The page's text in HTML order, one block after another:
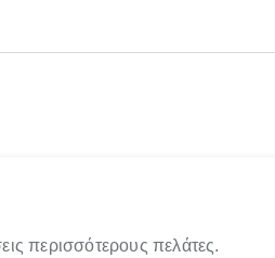
περισσότερους πελάτες.